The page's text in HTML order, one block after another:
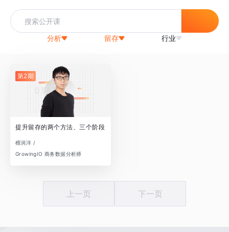
分析 留存 行业
第2期
提升留存的两个方法、三个阶段
檀润洋 /
GrowingIO 商务数据分析师
上一页 下一页